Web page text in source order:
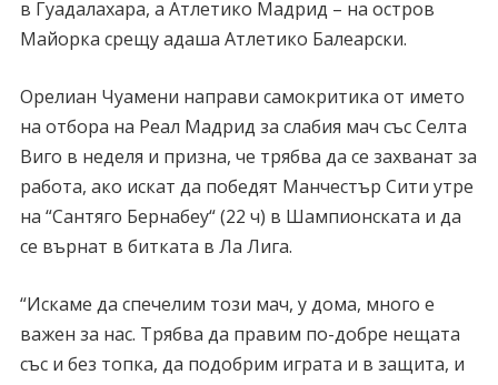
в Гуадалахара, а Атлетико Мадрид – на остров
Майорка срещу адаша Атлетико Балеарски.
Орелиан Чуамени направи самокритика от името
на отбора на Реал Мадрид за слабия мач със Селта
Виго в неделя и призна, че трябва да се захванат за
работа, ако искат да победят Манчестър Сити утре
на “Сантяго Бернабеу“ (22 ч) в Шампионската и да
се върнат в битката в Ла Лига.
“Искаме да спечелим този мач, у дома, много е
важен за нас. Трябва да правим по-добре нещата
със и без топка, да подобрим играта и в защита, и